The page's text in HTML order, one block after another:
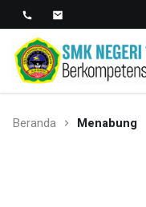
SMK
KUANTAN
Berkopetensi Dan
Beranda Menabung